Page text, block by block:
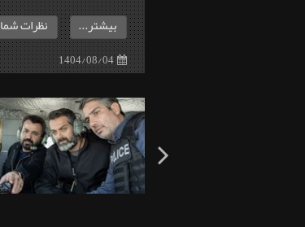
1404/08/04
بیشتر... نظرات شما